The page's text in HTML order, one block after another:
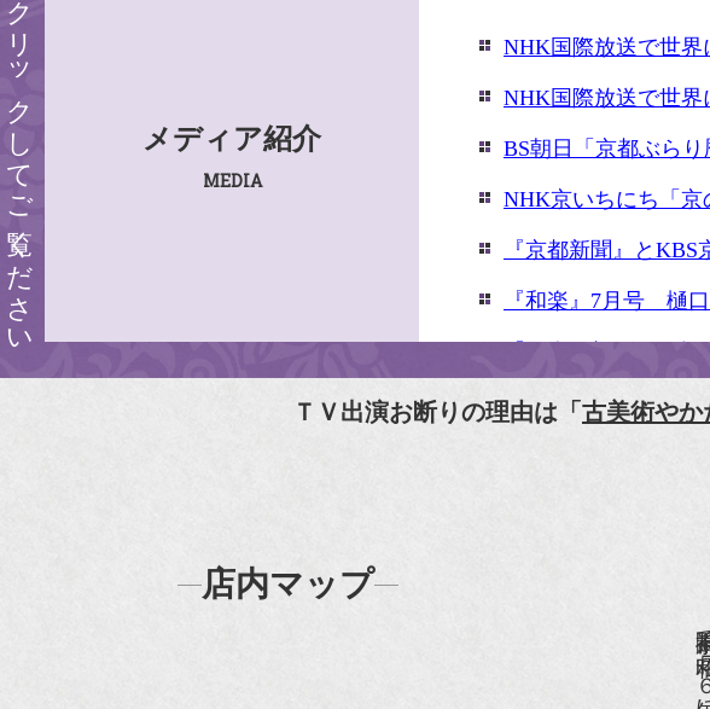
クリックしてご覧ください メディア紹介
MEDIA
NHK国際放送で世界
NHK国際放送で世
BS朝日「京都ぶら
NHK京いちにち「
『京都新聞』と
『和楽』7月号 樋
『樋口可南子の古寺
『FIGARO japon』
ＴＶ出演お断りの理由は「 古美術やか
店内マップ